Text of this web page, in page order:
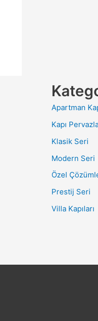
Apartman
Kapı
Klasik Seri
Modern Seri
Özel
Prestij Seri
Villa Kapıları